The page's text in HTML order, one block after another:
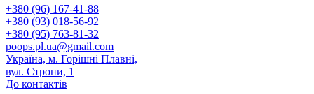
+380 (96) 167-41-88
+380 (93) 018-56-92
+380 (95) 763-81-32
poops.pl.ua@gmail.com
Україна, м. Горішні Плавні,
вул. Строни, 1
До контактів